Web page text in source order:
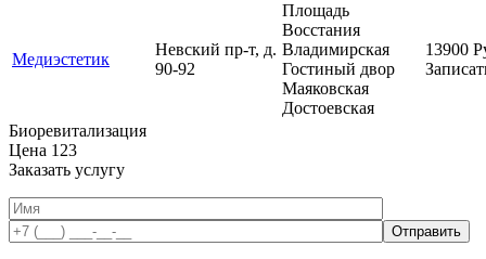
Медиэстетик
Невский пр-т, д.
90-92
Площадь
Восстания
Владимирская
Гостиный двор
Маяковская
Достоевская
13900
Биоревитализация
Цена 123
Заказать услугу